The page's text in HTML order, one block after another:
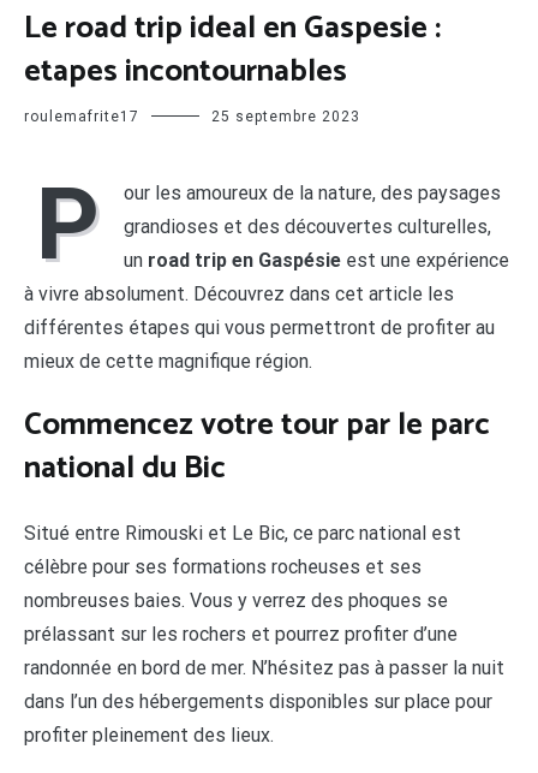
Le road trip ideal en Gaspesie :
etapes incontournables
roulemafrite17 25 septembre 2023
P
our les amoureux de la nature, des paysages
grandioses et des découvertes culturelles,
un road trip en Gaspésie est une expérience
à vivre absolument. Découvrez dans cet article les
différentes étapes qui vous permettront de profiter au
mieux de cette magnifique région.
Commencez votre tour par le parc
national du Bic
Situé entre Rimouski et Le Bic, ce parc national est
célèbre pour ses formations rocheuses et ses
nombreuses baies. Vous y verrez des phoques se
prélassant sur les rochers et pourrez profiter d’une
randonnée en bord de mer. N’hésitez pas à passer la nuit
dans l’un des hébergements disponibles sur place pour
profiter pleinement des lieux.